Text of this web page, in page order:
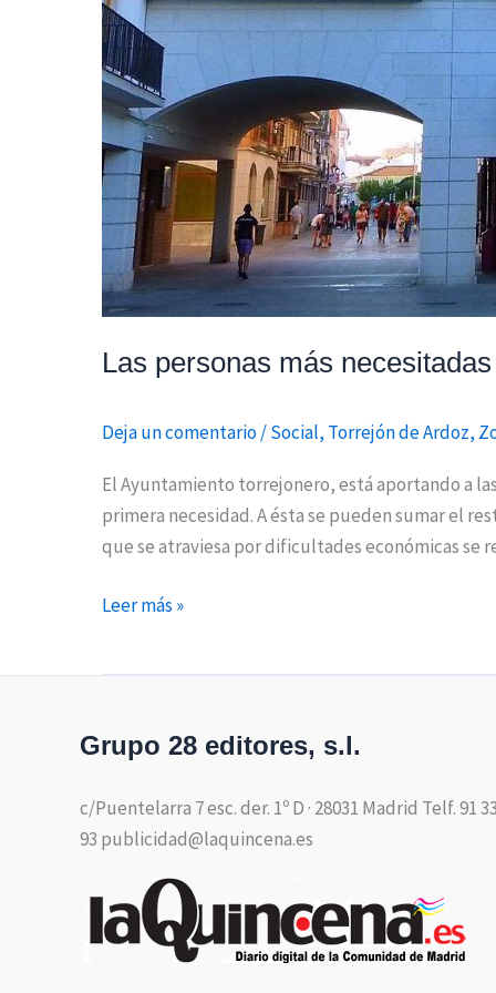
Las personas más
Deja un comentario/Social, Torrejón de Ardoz,
El Ayuntamiento torrejonero, está aportando a
primera necesidad. A ésta se pueden sumar el
que se atraviesa por dificultades económicas se
Leer más »
Grupo 28 editores, s.l.
c/Puentelarra 7 esc. der. 1º D · 28031 Madrid Telf. 91
93 publicidad@laquincena.es